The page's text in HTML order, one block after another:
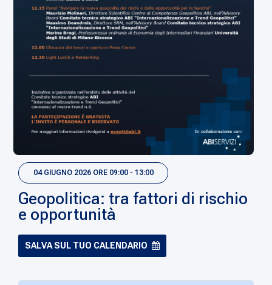
04 GIUGNO 2026 ORE 09:00 - 13:00
Geopolitica: tra fattori di rischio
e opportunità
SALVA SUL TUO CALENDARIO